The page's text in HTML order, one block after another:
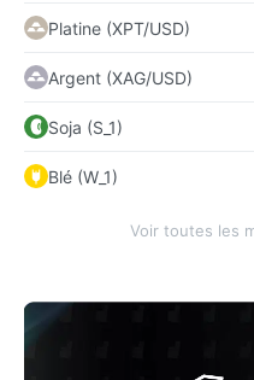
Platine (XPT/USD)
Argent (XAG/USD)
Soja (S_1)
Blé (W_1)
Voir toutes les